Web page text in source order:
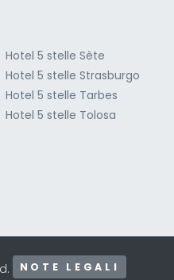
Hotel 5 stelle Sète
Hotel 5 stelle Strasburgo
Hotel 5 stelle Tarbes
Hotel 5 stelle Tolosa
NOTE LEGALI